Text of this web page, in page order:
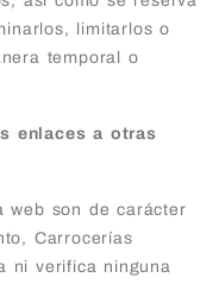
limitarlos o
temporal o
enlaces a otras
web son de carácter
Carrocerías
ni verifica ninguna